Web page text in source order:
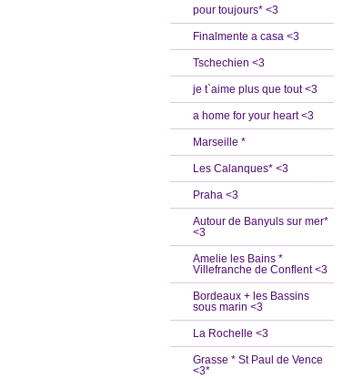
pour toujours* <3
Finalmente a casa <3
Tschechien <3
je t`aime plus que tout <3
a home for your heart <3
Marseille *
Les Calanques* <3
Praha <3
Autour de Banyuls sur mer*
<3
Amelie les Bains *
Villefranche de Conflent <3
Bordeaux + les Bassins
sous marin <3
La Rochelle <3
Grasse * St Paul de Vence
<3*